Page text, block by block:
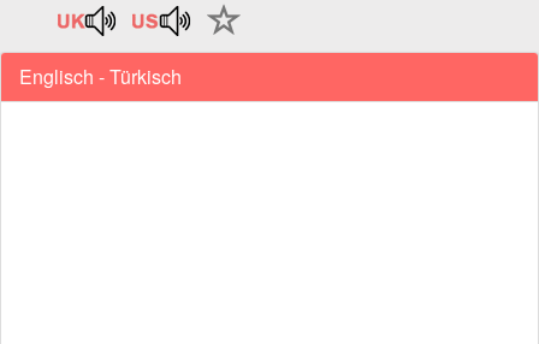
Englisch - Türkisch